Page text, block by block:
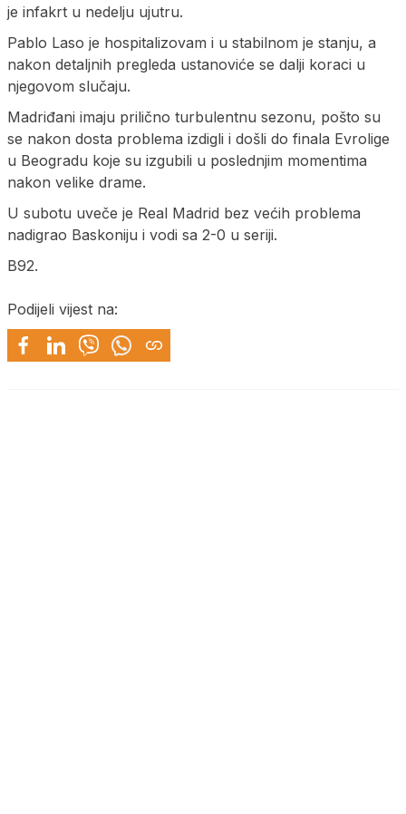
je infakrt u nedelju ujutru.
Pablo Laso je hospitalizovam i u stabilnom je stanju, a
nakon detaljnih pregleda ustanoviće se dalji koraci u
njegovom slučaju.
Madriđani imaju prilično turbulentnu sezonu, pošto su
se nakon dosta problema izdigli i došli do finala Evrolige
u Beogradu koje su izgubili u poslednjim momentima
nakon velike drame.
U subotu uveče je Real Madrid bez većih problema
nadigrao Baskoniju i vodi sa 2-0 u seriji.
B92.
Podijeli vijest na: